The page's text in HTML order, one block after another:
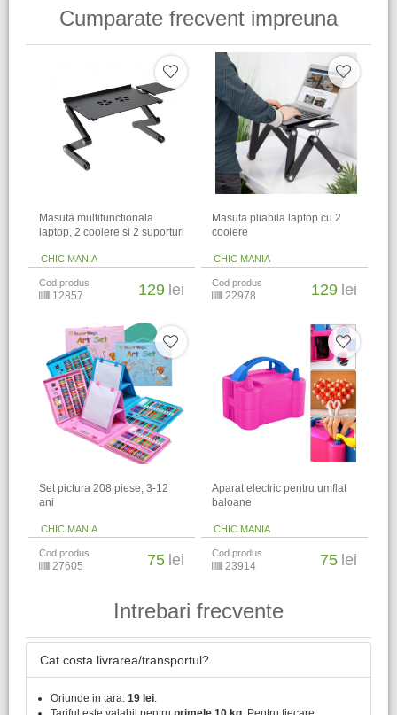
Cumparate frecvent impreuna
Masuta multifunctionala
laptop, 2 coolere si 2 suporturi
CHIC MANIA
Cod produs
12857 129 lei
Masuta pliabila laptop cu 2
coolere
CHIC MANIA
Cod produs
22978 129 lei
Set pictura 208 piese, 3-12
ani
CHIC MANIA
Cod produs
27605 75 lei
Aparat electric pentru umflat
baloane
CHIC MANIA
Cod produs
23914 75 lei
Intrebari frecvente
Cat costa livrarea/transportul?
Oriunde in tara: 19 lei